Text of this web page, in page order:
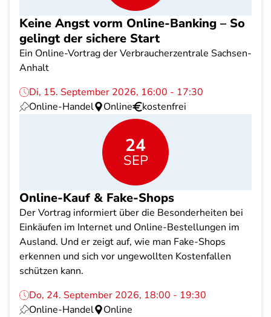
Keine Angst vorm Online-Banking – So
gelingt der sichere Start
Ein Online-Vortrag der Verbraucherzentrale Sachsen-
Anhalt
Di, 15. September 2026, 16:00 - 17:30
Online-Handel
Online kostenfrei
24
SEP
Online-Kauf & Fake-Shops
Der Vortrag informiert über die Besonderheiten bei
Einkäufen im Internet und Online-Bestellungen im
Ausland. Und er zeigt auf, wie man Fake-Shops
erkennen und sich vor ungewollten Kostenfallen
schützen kann.
Do, 24. September 2026, 18:00 - 19:30
Online-Handel
Online